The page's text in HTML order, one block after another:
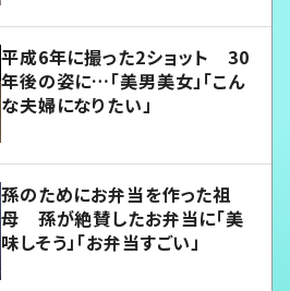
平成6年に撮った2ショット 30
年後の姿に…「美男美女」「こん
な夫婦になりたい」
孫のためにお弁当を作った祖
母 孫が絶賛したお弁当に「美
味しそう」「お弁当すごい」